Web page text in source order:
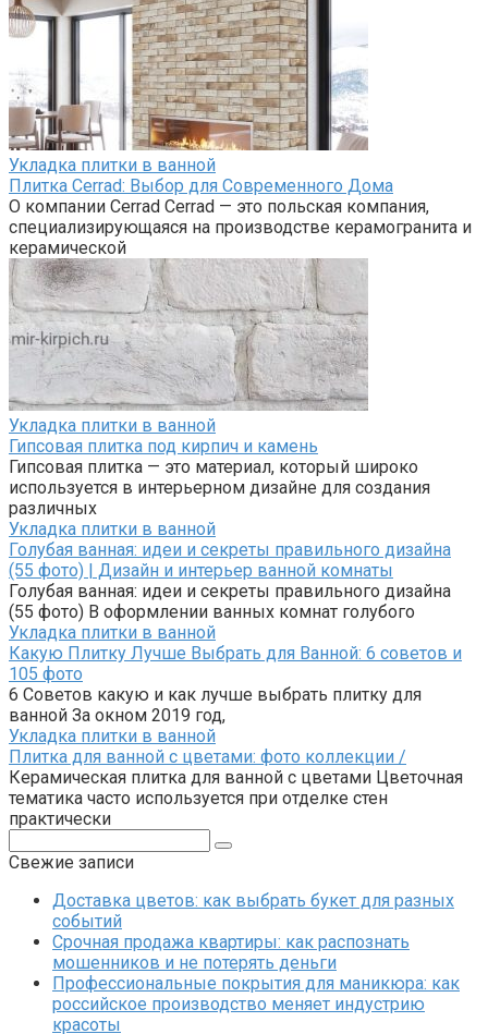
Укладка плитки в ванной
Плитка Cerrad: Выбор для Современного Дома
О компании Cerrad Cerrad — это польская компания,
специализирующаяся на производстве керамогранита и
керамической
Укладка плитки в ванной
Гипсовая плитка под кирпич и камень
Гипсовая плитка — это материал, который широко
используется в интерьерном дизайне для создания
различных
Укладка плитки в ванной
Голубая ванная: идеи и секреты правильного дизайна
(55 фото) | Дизайн и интерьер ванной комнаты
Голубая ванная: идеи и секреты правильного дизайна
(55 фото) В оформлении ванных комнат голубого
Укладка плитки в ванной
Какую Плитку Лучше Выбрать для Ванной: 6 советов и
105 фото
6 Советов какую и как лучше выбрать плитку для
ванной За окном 2019 год,
Укладка плитки в ванной
Плитка для ванной с цветами: фото коллекции /
Керамическая плитка для ванной с цветами Цветочная
тематика часто используется при отделке стен
практически
Свежие записи
Доставка цветов: как выбрать букет для разных
событий
Срочная продажа квартиры: как распознать
мошенников и не потерять деньги
Профессиональные покрытия для маникюра: как
российское производство меняет индустрию
красоты